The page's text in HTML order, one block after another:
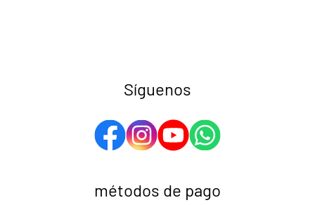
Síguenos
métodos de pago